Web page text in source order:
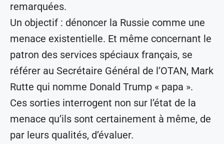
remarquées.
Un objectif : dénoncer la Russie comme une
menace existentielle. Et même concernant le
patron des services spéciaux français, se
référer au Secrétaire Général de l’OTAN, Mark
Rutte qui nomme Donald Trump « papa ».
Ces sorties interrogent non sur l’état de la
menace qu’ils sont certainement à même, de
par leurs qualités, d’évaluer.